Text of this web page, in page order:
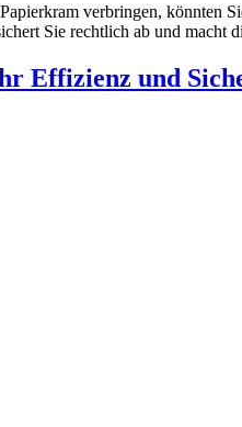
verbringen, könnten
Sie rechtlich ab und
Effizienz und